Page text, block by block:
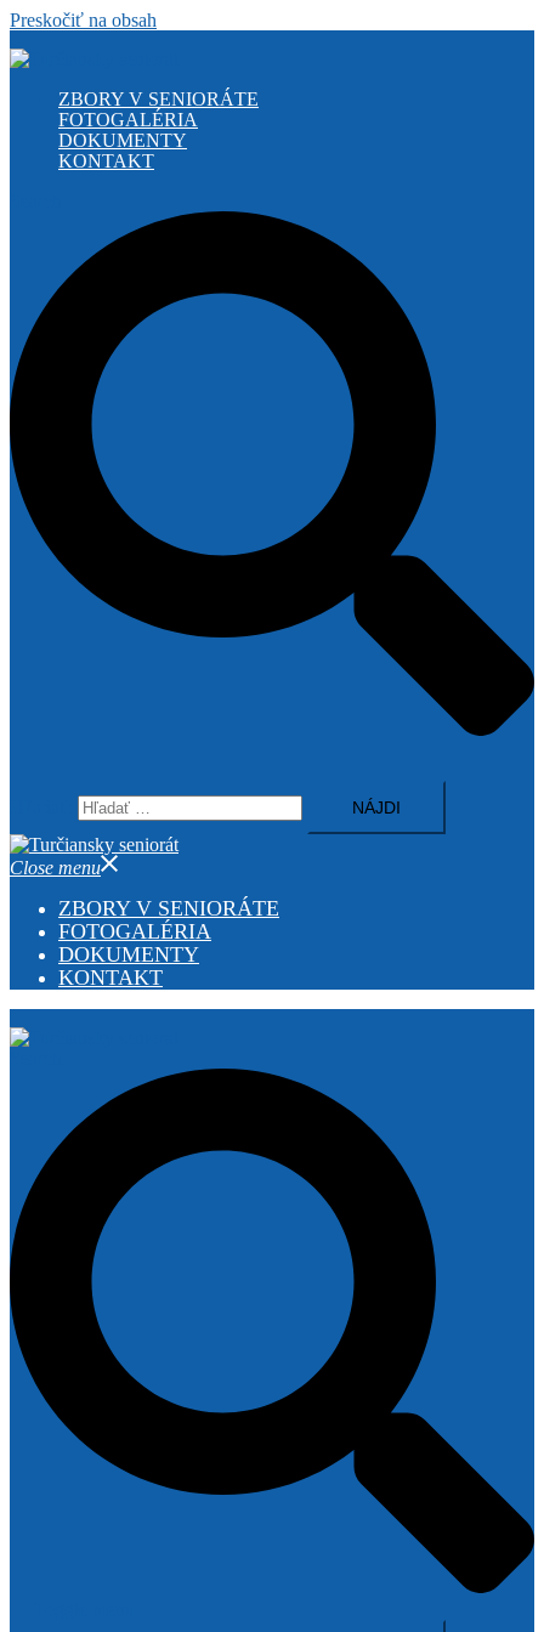
Preskočiť na obsah
ZBORY V SENIORÁTE
FOTOGALÉRIA
DOKUMENTY
KONTAKT
Close menu
ZBORY V SENIORÁTE
FOTOGALÉRIA
DOKUMENTY
KONTAKT